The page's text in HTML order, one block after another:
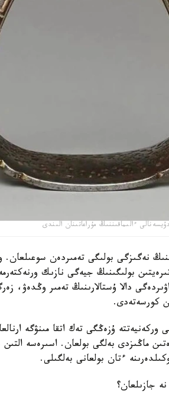
ءالىماقىننىڭ مۇراعاتىنان الىندى
نەگىزگى بولىگى تەمىردەن سوعىلعان.
دالا ۇستالارىنىڭ تەمىر وڭدەۋ،
كورسەتەدى.
وركەنيەتتە ۇزەڭگى تەك اتقا مىنۋگە
ماڭىزدى بەلگى بولعان. اسىرەسە
ءتان بولعانى بەلگىلى.
نە جازىلعان؟